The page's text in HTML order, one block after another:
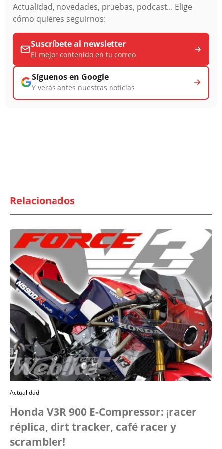
Actualidad, novedades, pruebas, podcast... Elige
cómo quieres seguirnos:
Suscríbete al newsletter
El mejor contenido en tu correo
Síguenos en Google
Y verás antes nuestras noticias
Relacionados
Actualidad
Honda V3R 900 E-Compressor: ¡racer
réplica, dirt tracker, café racer y
scrambler!